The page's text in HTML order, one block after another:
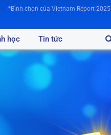
*Bình chọn của Vietnam Report 2025
học Tin tức